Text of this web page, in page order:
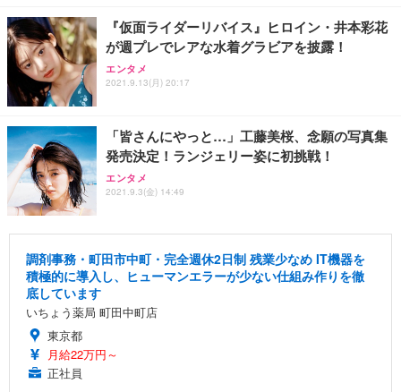
『仮面ライダーリバイス』ヒロイン・井本彩花
が週プレでレアな水着グラビアを披露！
エンタメ
2021.9.13(月) 20:17
「皆さんにやっと…」工藤美桜、念願の写真集
発売決定！ランジェリー姿に初挑戦！
エンタメ
2021.9.3(金) 14:49
調剤事務・町田市中町・完全週休2日制 残業少なめ IT機器を
積極的に導入し、ヒューマンエラーが少ない仕組み作りを徹
底しています
いちょう薬局 町田中町店
東京都
月給22万円～
正社員